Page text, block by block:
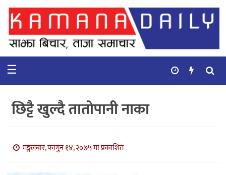
गृहपृष्ठ
समाचार
कुटनिती
कुराकानी
अर्थ
र
☰
छिट्टै खुल्दै तातोपानी नाका
मङ्गलबार, फागुन १४, २०७५ मा प्रकाशित